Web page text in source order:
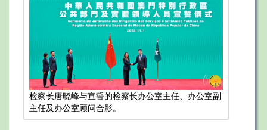
检察长唐晓峰与宣誓的检察长办公室主任、办公室副
主任及办公室顾问合影。